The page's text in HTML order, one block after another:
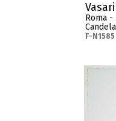
Roma -
F-N1585